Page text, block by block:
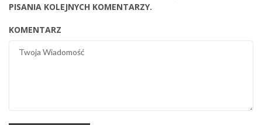
PISANIA KOLEJNYCH KOMENTARZY.
KOMENTARZ